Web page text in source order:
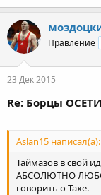
Правление
23 Дек 2015
Re: Борцы
Aslan15 написал(а):
Таймазов в свой
АБСОЛЮТНО
говорить о Тахе.